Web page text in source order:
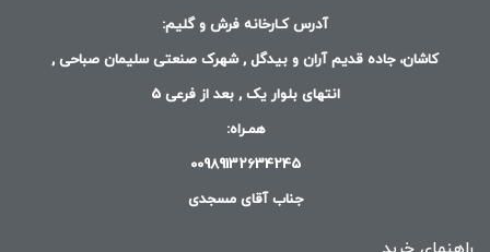
آدرس کـارخانه فرش و گلیم:
کاشان، جاده قدیم آران و بیدگل , شهرک صنعتی سلیمان صباحی ,
انتهای بلوار یک , بعد از فرعی 5
همـراه:
00989132634245
جناب آقای مسجدی